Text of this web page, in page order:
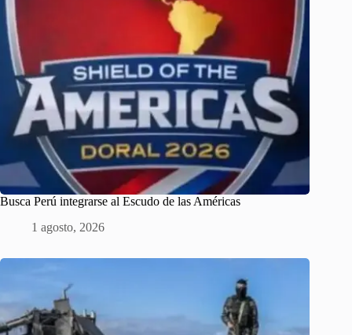
Busca Perú integrarse al Escudo de las Américas
1 agosto, 2026